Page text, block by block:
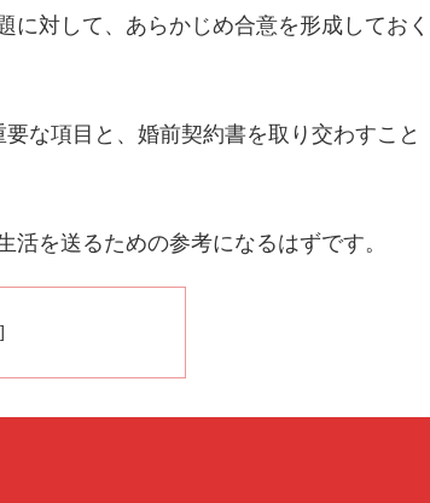
対して、あらかじめ合意を形成しておく
な項目と、婚前契約書を取り交わすこと
を送るための参考になるはずです。